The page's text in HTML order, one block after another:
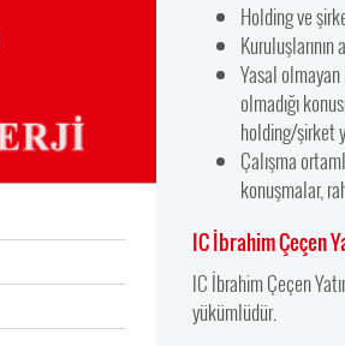
Holding ve
Kuruluşlarının
Yasal
olmadığı
holding/şirket
Çalışma
konuşmalar,
IC İbrahim Çeçen
IC İbrahim Çeçen
yükümlüdür.